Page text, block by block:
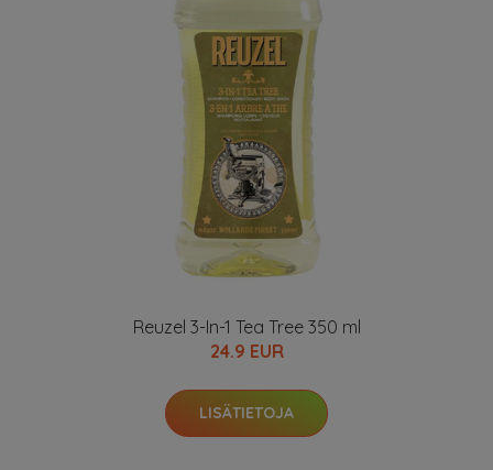
Reuzel 3-In-1 Tea Tree 350 ml
24.9 EUR
LISÄTIETOJA